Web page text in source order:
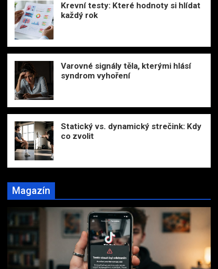
Krevní testy: Které hodnoty si hlídat
každý rok
Varovné signály těla, kterými hlásí
syndrom vyhoření
Statický vs. dynamický strečink: Kdy
co zvolit
Magazín